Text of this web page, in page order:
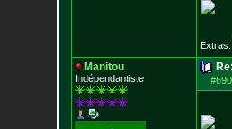
Extras:
Manitou
Indépendantiste